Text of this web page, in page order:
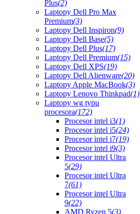
Plus(2)
Laptopy Dell Pro Max
Premium(3)
Laptopy Dell Inspiron(9)
Laptopy Dell Base(5)
Laptopy Dell Plus(17)
Laptopy Dell Premium(15)
Laptopy Dell XPS(19)
Laptopy Dell Alienware(20)
Laptopy Apple MacBook(3)
Laptopy Lenovo Thinkpad(1)
Laptopy wg typu
procesora(172)
Procesor intel i3(1)
Procesor intel i5(24)
Procesor intel i7(19)
Procesor intel i9(3)
Procesor intel Ultra
5(29)
Procesor intel Ultra
7(61)
Procesor intel Ultra
9(22)
AMD Ryzen 5(3)